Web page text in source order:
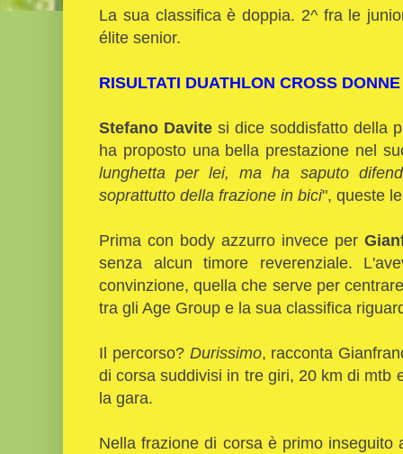
La sua classifica è doppia. 2^ fra le
élite senior.
RISULTATI DUATHLON CROSS DONNE
Stefano Davite si dice soddisfatto della
ha proposto una bella prestazione nel
lunghetta per lei, ma ha saputo
soprattutto della frazione in bici", queste
Prima con body azzurro invece per
senza alcun timore reverenziale.
convinzione, quella che serve per
tra gli Age Group e la sua classifica
Il percorso? Durissimo, racconta
di corsa suddivisi in tre giri, 20 km di mtb
la gara.
Nella frazione di corsa è primo